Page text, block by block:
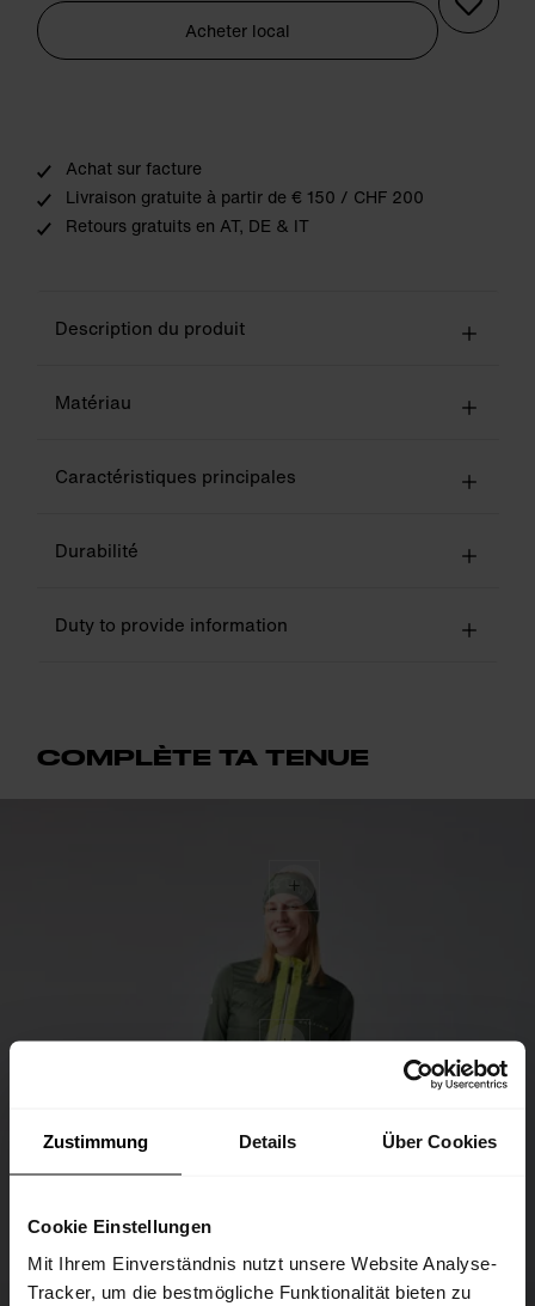
Zustimmung Details Über Cookies
Cookie Einstellungen
Mit Ihrem Einverständnis nutzt unsere Website Analyse-
Tracker, um die bestmögliche Funktionalität bieten zu
Acheter local
Achat sur facture
Livraison gratuite à partir de € 150 / CHF 200
Retours gratuits en AT, DE & IT
Description du produit
Matériau
Caractéristiques principales
Durabilité
Duty to provide information
COMPLÈTE TA TENUE